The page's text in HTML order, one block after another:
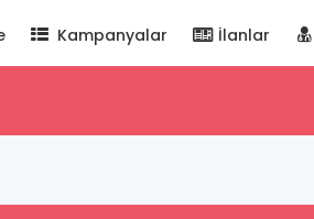
Kampanyalar İlanlar